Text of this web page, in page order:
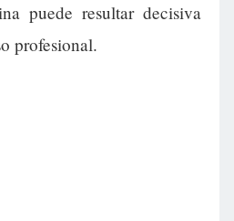
puede resultar decisiva
profesional.